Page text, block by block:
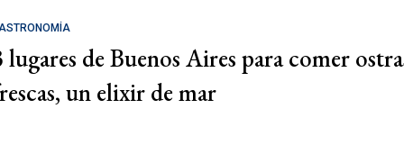
lugares de Buenos Aires para comer
un elixir de mar